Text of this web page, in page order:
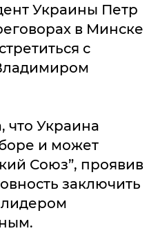
Украины Петр
в Минске
с
что Украина
и может
Союз”, проявив
заключить